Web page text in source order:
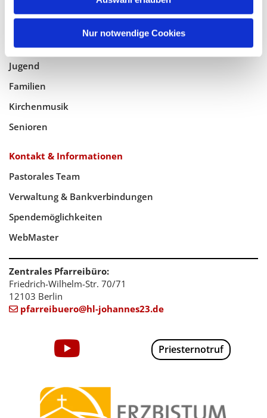
Nur notwendige Cookies
Taufe, Kommunion & Trauung
Pfarreileben
Jugend
Familien
Kirchenmusik
Senioren
Kontakt & Informationen
Pastorales Team
Verwaltung & Bankverbindungen
Spendemöglichkeiten
WebMaster
Zentrales Pfarreibüro:
Friedrich-Wilhelm-Str. 70/71
12103 Berlin
 pfarreibuero@hl-johannes23.de
Priesternotruf